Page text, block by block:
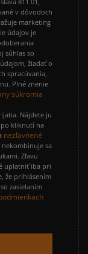
v dôvodoch
marketing
údajov je
súhlas so
žiadať o
spracúvania,
Plné znenie
súkromia
Nájdete ju
kliknutí na
nezľavnené
nekombinuje sa
Zľavu
uplatniť iba pri
že prihlásením
zasielaním